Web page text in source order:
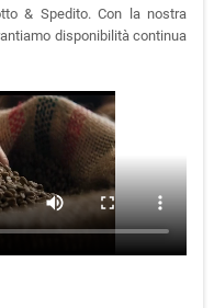
& Spedito. Con la nostra
disponibilità continua